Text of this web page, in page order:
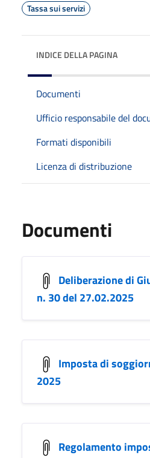
Tassa sui servizi
INDICE DELLA PAGINA
Documenti
Ufficio responsabile del
Formati disponibili
Licenza di distribuzione
Documenti
Deliberazione di
n. 30 del 27.02.2025
Imposta di
2025
Regolamento